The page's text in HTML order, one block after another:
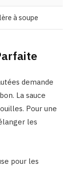
à soupe
demande
La sauce
Pour une
les
pour les